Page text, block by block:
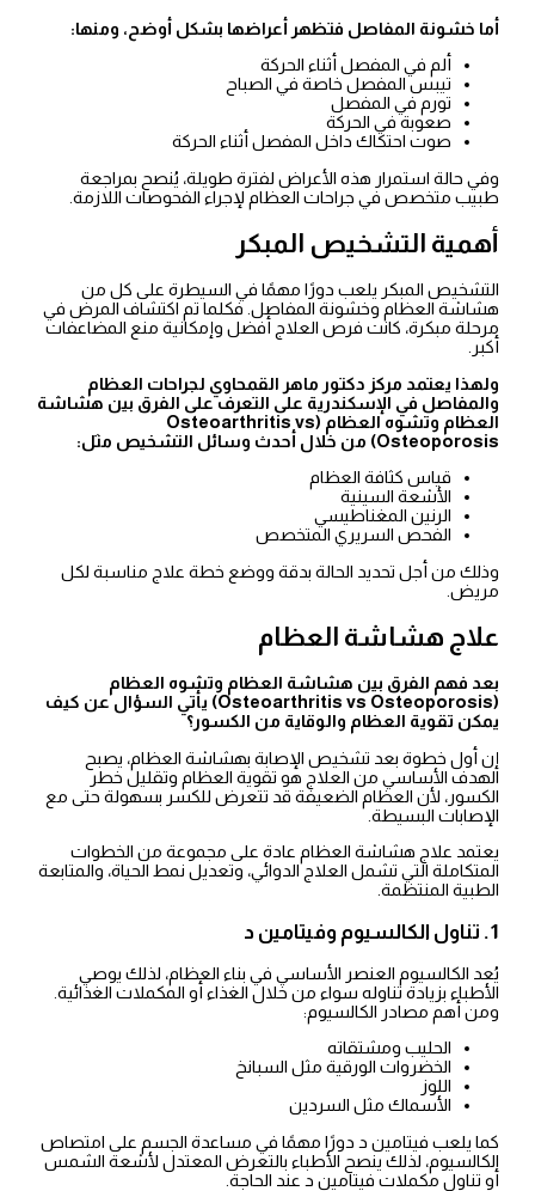
أما خشونة المفاصل فتظهر أعراضها بشكل أوضح، ومنها:
ألم في المفصل أثناء الحركة
تيبس المفصل خاصة في الصباح
تورم في المفصل
صعوبة في الحركة
صوت احتكاك داخل المفصل أثناء الحركة
وفي حالة استمرار هذه الأعراض لفترة طويلة، يُنصح بمراجعة
طبيب متخصص في جراحات العظام لإجراء الفحوصات اللازمة.
أهمية التشخيص المبكر
التشخيص المبكر يلعب دورًا مهمًا في السيطرة على كل من
هشاشة العظام وخشونة المفاصل. فكلما تم اكتشاف المرض في
مرحلة مبكرة، كانت فرص العلاج أفضل وإمكانية منع المضاعفات
أكبر.
ولهذا يعتمد مركز دكتور ماهر القمحاوي لجراحات العظام
والمفاصل في الإسكندرية على التعرف على الفرق بين هشاشة
العظام وتشوه العظام (Osteoarthritis vs
Osteoporosis) من خلال أحدث وسائل التشخيص مثل:
قياس كثافة العظام
الأشعة السينية
الرنين المغناطيسي
الفحص السريري المتخصص
وذلك من أجل تحديد الحالة بدقة ووضع خطة علاج مناسبة لكل
مريض.
علاج هشاشة العظام
بعد فهم الفرق بين هشاشة العظام وتشوه العظام
(Osteoarthritis vs Osteoporosis) يأتي السؤال عن كيف
يمكن تقوية العظام والوقاية من الكسور؟
إن أول خطوة بعد تشخيص الإصابة بهشاشة العظام، يصبح
الهدف الأساسي من العلاج هو تقوية العظام وتقليل خطر
الكسور، لأن العظام الضعيفة قد تتعرض للكسر بسهولة حتى مع
الإصابات البسيطة.
يعتمد علاج هشاشة العظام عادة على مجموعة من الخطوات
المتكاملة التي تشمل العلاج الدوائي، وتعديل نمط الحياة، والمتابعة
الطبية المنتظمة.
1. تناول الكالسيوم وفيتامين د
يُعد الكالسيوم العنصر الأساسي في بناء العظام، لذلك يوصي
الأطباء بزيادة تناوله سواء من خلال الغذاء أو المكملات الغذائية.
ومن أهم مصادر الكالسيوم:
الحليب ومشتقاته
الخضروات الورقية مثل السبانخ
اللوز
الأسماك مثل السردين
كما يلعب فيتامين د دورًا مهمًا في مساعدة الجسم على امتصاص
الكالسيوم، لذلك ينصح الأطباء بالتعرض المعتدل لأشعة الشمس
أو تناول مكملات فيتامين د عند الحاجة.